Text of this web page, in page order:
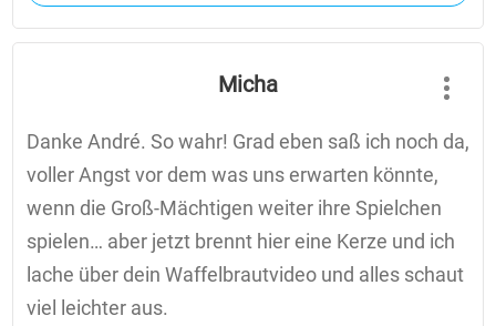
Micha
Danke André. So wahr! Grad eben saß ich noch da,
voller Angst vor dem was uns erwarten könnte,
wenn die Groß-Mächtigen weiter ihre Spielchen
spielen… aber jetzt brennt hier eine Kerze und ich
lache über dein Waffelbrautvideo und alles schaut
viel leichter aus.